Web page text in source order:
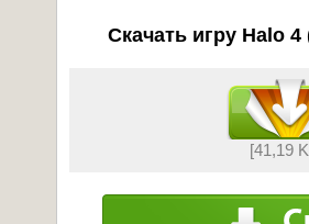
Скачать игру Halo 4
[41,19